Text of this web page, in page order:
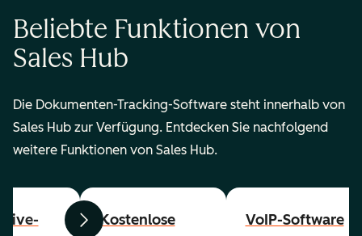
Beliebte Funktionen von
Sales Hub
Die Dokumenten-Tracking-Software steht innerhalb von
Sales Hub zur Verfügung. Entdecken Sie nachfolgend
weitere Funktionen von Sales Hub.
ZurückWeiterKostenlose
VoIP-Software